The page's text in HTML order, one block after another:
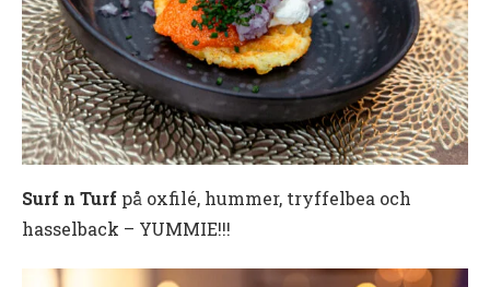
Surf n Turf på oxfilé, hummer, tryffelbea och
hasselback – YUMMIE!!!